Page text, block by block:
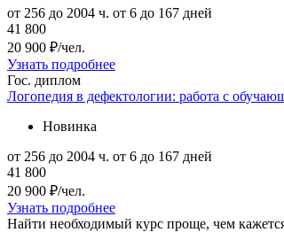
от 256 до 2004 ч. от 6 до 167 дней
41 800
20 900 ₽/чел.
Узнать подробнее
Гос. диплом
Логопедия в дефектологии: работа с
Новинка
от 256 до 2004 ч. от 6 до 167 дней
41 800
20 900 ₽/чел.
Узнать подробнее
Найти необходимый курс проще, чем